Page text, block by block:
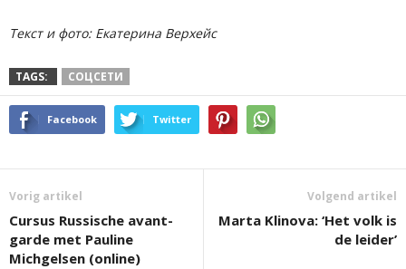
Текст и фото: Екатерина Верхейс
TAGS: СОЦСЕТИ
Facebook Twitter
Vorig artikel
Cursus Russische avant-
garde met Pauline
Michgelsen (online)
Volgend artikel
Marta Klinova: ‘Het volk is
de leider’